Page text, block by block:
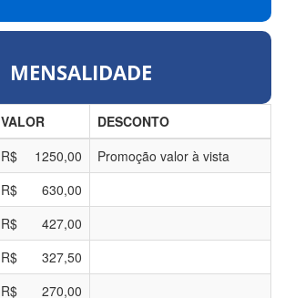
MENSALIDADE
VALOR
DESCONTO
R$ 1250,00
Promoção valor à vista
R$
630,00
R$
427,00
R$
327,50
R$
270,00